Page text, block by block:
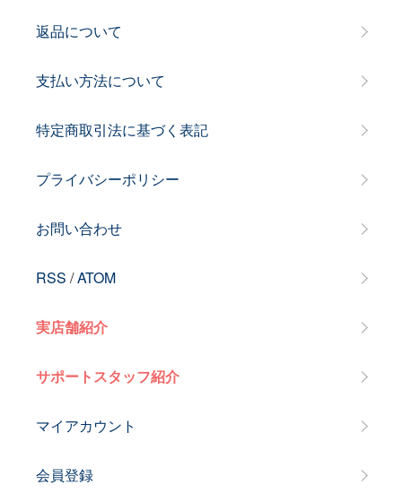
返品について
支払い方法について
特定商取引法に基づく表記
プライバシーポリシー
お問い合わせ
RSS /ATOM
実店舗紹介
サポートスタッフ紹介
マイアカウント
会員登録